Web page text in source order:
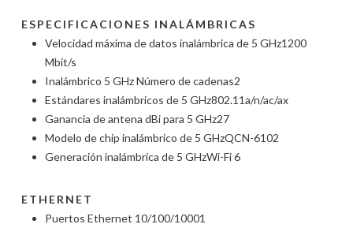
ESPECIFICACIONES INALÁMBRICAS
Velocidad máxima de datos inalámbrica de 5 GHz1200
Mbit/s
Inalámbrico 5 GHz Número de cadenas2
Estándares inalámbricos de 5 GHz802.11a/n/ac/ax
Ganancia de antena dBi para 5 GHz27
Modelo de chip inalámbrico de 5 GHzQCN-6102
Generación inalámbrica de 5 GHzWi-Fi 6
ETHERNET
Puertos Ethernet 10/100/10001